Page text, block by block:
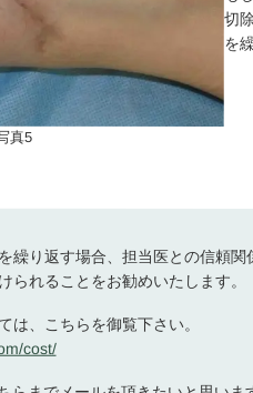
真5
切
を
繰り返す場合、担当医との信頼
られることをお勧めいたします。
は、こちらを御覧下さい。
cost/